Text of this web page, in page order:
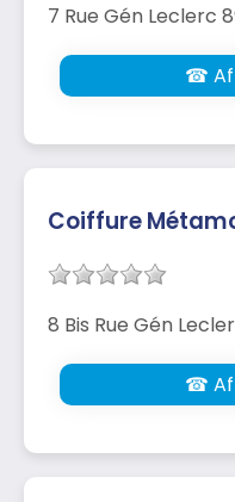
7 Rue Gén Leclerc
☎
Coiffure
8 Bis Rue Gén
☎